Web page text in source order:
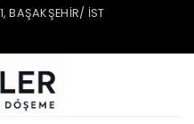
BAŞAKŞEHIR/ IST